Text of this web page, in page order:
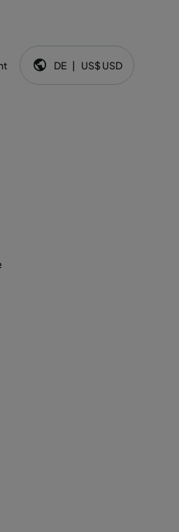
Sprache und Währung:
DE | US$ USD